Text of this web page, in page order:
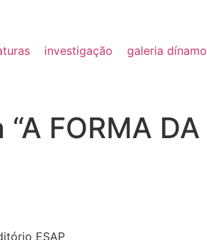
investigação galeria dínamo
FORMA DA
ESAP